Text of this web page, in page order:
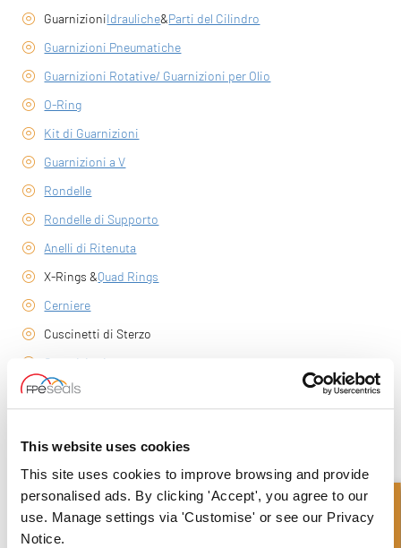
This website uses cookies
This site uses cookies to improve browsing and provide
personalised ads. By clicking 'Accept', you agree to our
use. Manage settings via 'Customise' or see our Privacy
Notice.
GuarnizioniIdrauliche&Parti del Cilindro
Guarnizioni Pneumatiche
Guarnizioni Rotative/ Guarnizioni per Olio
O-Ring
Kit di Guarnizioni
Guarnizioni a V
Rondelle
Rondelle di Supporto
Anelli di Ritenuta
X-Rings &Quad Rings
Cerniere
Cuscinetti di Sterzo
Guarnizioni
Adesivi e Sigillanti
MAXI Kit Agricoltura